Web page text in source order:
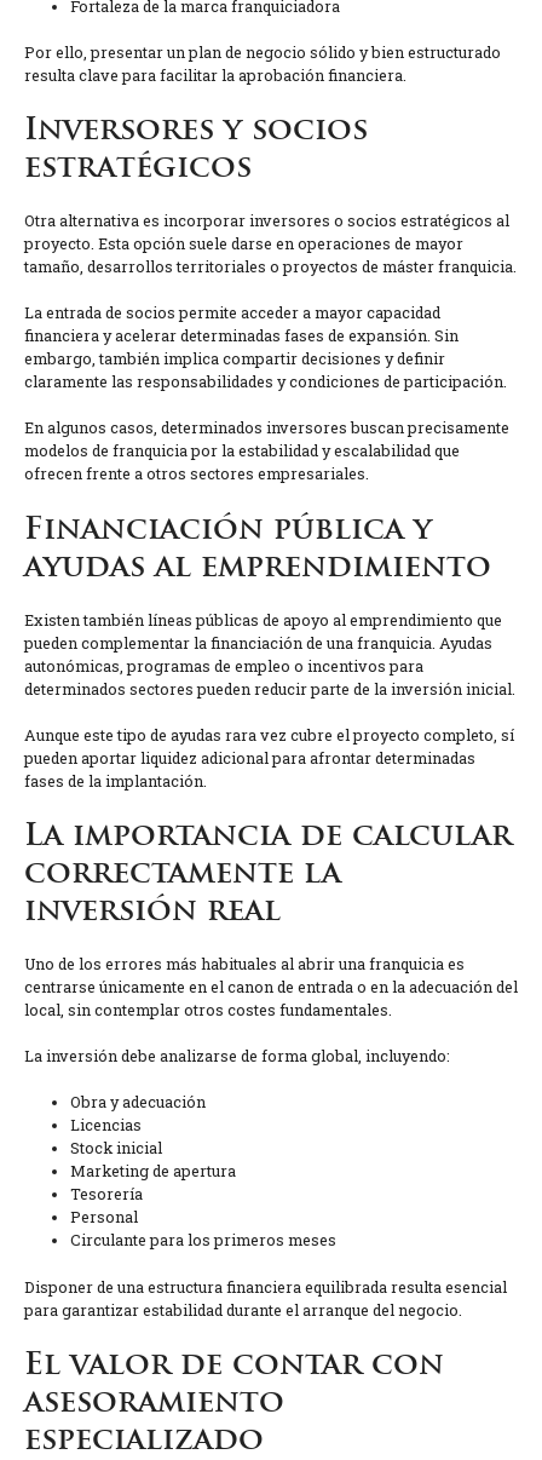
Fortaleza de la marca franquiciadora
Por ello, presentar un plan de negocio sólido y bien estructurado
resulta clave para facilitar la aprobación financiera.
Inversores y socios
estratégicos
Otra alternativa es incorporar inversores o socios estratégicos al
proyecto. Esta opción suele darse en operaciones de mayor
tamaño, desarrollos territoriales o proyectos de máster franquicia.
La entrada de socios permite acceder a mayor capacidad
financiera y acelerar determinadas fases de expansión. Sin
embargo, también implica compartir decisiones y definir
claramente las responsabilidades y condiciones de participación.
En algunos casos, determinados inversores buscan precisamente
modelos de franquicia por la estabilidad y escalabilidad que
ofrecen frente a otros sectores empresariales.
Financiación pública y
ayudas al emprendimiento
Existen también líneas públicas de apoyo al emprendimiento que
pueden complementar la financiación de una franquicia. Ayudas
autonómicas, programas de empleo o incentivos para
determinados sectores pueden reducir parte de la inversión inicial.
Aunque este tipo de ayudas rara vez cubre el proyecto completo, sí
pueden aportar liquidez adicional para afrontar determinadas
fases de la implantación.
La importancia de calcular
correctamente la
inversión real
Uno de los errores más habituales al abrir una franquicia es
centrarse únicamente en el canon de entrada o en la adecuación del
local, sin contemplar otros costes fundamentales.
La inversión debe analizarse de forma global, incluyendo:
Obra y adecuación
Licencias
Stock inicial
Marketing de apertura
Tesorería
Personal
Circulante para los primeros meses
Disponer de una estructura financiera equilibrada resulta esencial
para garantizar estabilidad durante el arranque del negocio.
El valor de contar con
asesoramiento
especializado